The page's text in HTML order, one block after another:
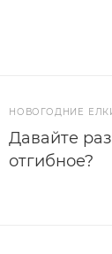
НОВОГОДНИЕ
Давайте
отгибное?